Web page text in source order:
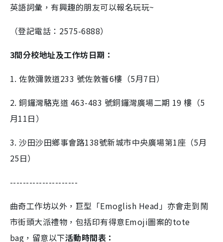
英語詞彙，有興趣的朋友可以報名玩玩~
（登記電話：2575-6888）
3間分校地址及工作坊日期：
1. 佐敦彌敦道233 號佐敦薈6樓（5月7日）
2. 銅鑼灣駱克道 463-483 號銅鑼灣廣場二期 19 樓（5
月11日）
3. 沙田沙田鄉事會路138號新城市中央廣場第1座（5月
25日）
---------------------
曲奇工作坊以外，巨型「Emoglish Head」亦會走到鬧
市街頭大派禮物，包括印有得意Emoji圖案的tote
bag，留意以下活動時間表：